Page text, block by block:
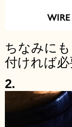
ちなみに
付ければ
2.